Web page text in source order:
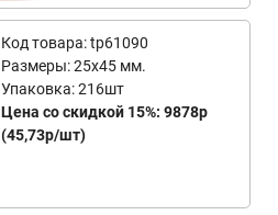
Код товара: tp61090
Размеры: 25x45 мм.
Упаковка: 216шт
Цена со скидкой 15%: 9878р
(45,73р/шт)